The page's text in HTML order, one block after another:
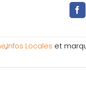
,Infos Locales et